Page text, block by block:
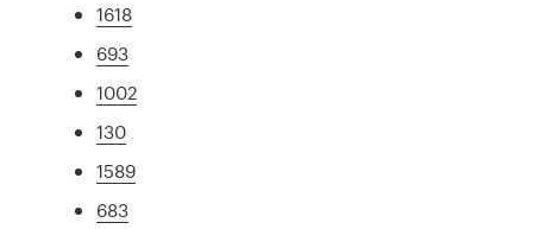
1618
693
1002
130
1589
683